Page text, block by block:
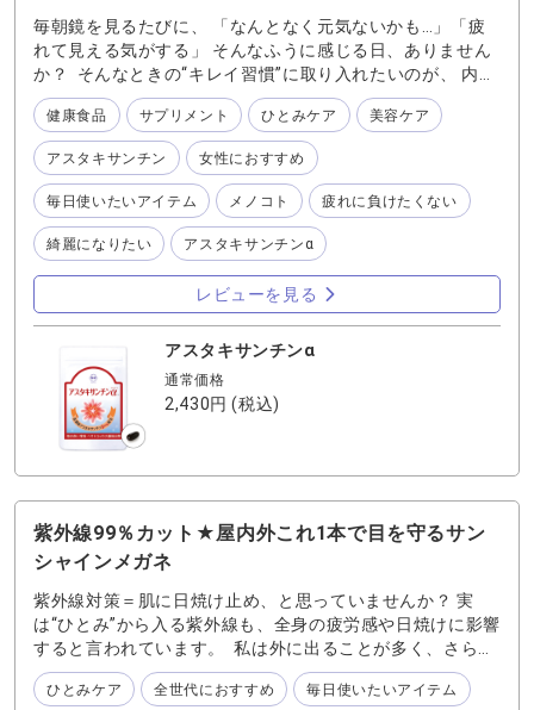
裏面の両方に施された特殊コートが、光の反射（チラつ
き）を徹底排除。 超軽量＆跡がつかない： シリコン製の鼻
パッドを採用しているので、長時間かけてもメイクが崩れ
にくく、鼻に跡が残りにくい。 🌿瞳の健康は、オシャレに
守れる 「可愛いからつけたい」 「でも、気づいたら瞳も目
もとの肌も守られていた」 そんな理想を叶えてくれるの
が、このサンシャインメガネです。 上品なブラウンゴール
ドの輝きは、どんなコーデも格上げしてくれます。 10年後
の自分のために、そして毎日を快適に過ごすために使って
います。
毎朝鏡を見るたびに、 「なんとなく元気ないかも…」「疲
れて見える気がする」 そんなふうに感じる日、ありません
か？ そんなときの“キレイ習慣”に取り入れたいのが、 内側
から美しさをサポートする『アスタキサンチンα』です。
アスタキサンチンは、美容や健康を気遣う方の間で 日々の
キレイづくりに役立つ成分として知られています。 紫外線
や乾燥などの外環境に負けない、いきいきとした毎日を応
援します。 1日1粒を目安に続けるだけのシンプルケア。
「朝のメイク時間が楽しみになった」「前向きな気分で過
ごせる」など、感じることも多くなりました。 忙しい毎日
でも自分らしく美しさを磨きたい方の心強いパートナーと
して、ぜひお試しください。
健康食品 サプリメント ひとみケア 美容ケア
アスタキサンチン 女性におすすめ
毎日使いたいアイテム メノコト 疲れに負けたくない
綺麗になりたい アスタキサンチンα
レビューを見る
アスタキサンチンα
通常価格
2,430円(税込)
紫外線99％カット★屋内外これ1本で目を守るサン
シャインメガネ
紫外線対策＝肌に日焼け止め、と思っていませんか？ 実
は“ひとみ”から入る紫外線も、全身の疲労感や日焼けに影響
すると言われています。 私は外に出ることが多く、さらに
パソコン作業も長時間するので、目の紫外線対策がずっと
気になっていました。 これまでは普通のサングラスを使っ
ひとみケア 全世代におすすめ 毎日使いたいアイテム